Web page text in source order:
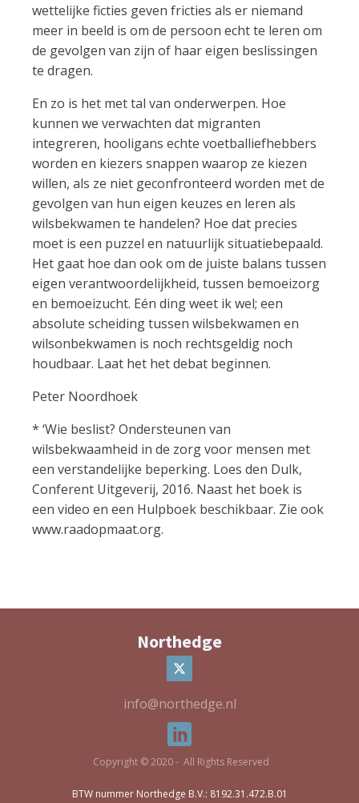
wettelijke ficties geven fricties als er niemand
meer in beeld is om de persoon echt te leren om
de gevolgen van zijn of haar eigen beslissingen
te dragen.
En zo is het met tal van onderwerpen. Hoe
kunnen we verwachten dat migranten
integreren, hooligans echte voetballiefhebbers
worden en kiezers snappen waarop ze kiezen
willen, als ze niet geconfronteerd worden met de
gevolgen van hun eigen keuzes en leren als
wilsbekwamen te handelen? Hoe dat precies
moet is een puzzel en natuurlijk situatiebepaald.
Het gaat hoe dan ook om de juiste balans tussen
eigen verantwoordelijkheid, tussen bemoeizorg
en bemoeizucht. Eén ding weet ik wel; een
absolute scheiding tussen wilsbekwamen en
wilsonbekwamen is noch rechtsgeldig noch
houdbaar. Laat het het debat beginnen.
Peter Noordhoek
* ‘Wie beslist? Ondersteunen van
wilsbekwaamheid in de zorg voor mensen met
een verstandelijke beperking. Loes den Dulk,
Conferent Uitgeverij, 2016. Naast het boek is
een video en een Hulpboek beschikbaar. Zie ook
www.raadopmaat.org.
Northedge
info@northedge.nl
Copyright © 2020 - All Rights Reserved
BTW nummer Northedge B.V.: 8192.31.472.B.01